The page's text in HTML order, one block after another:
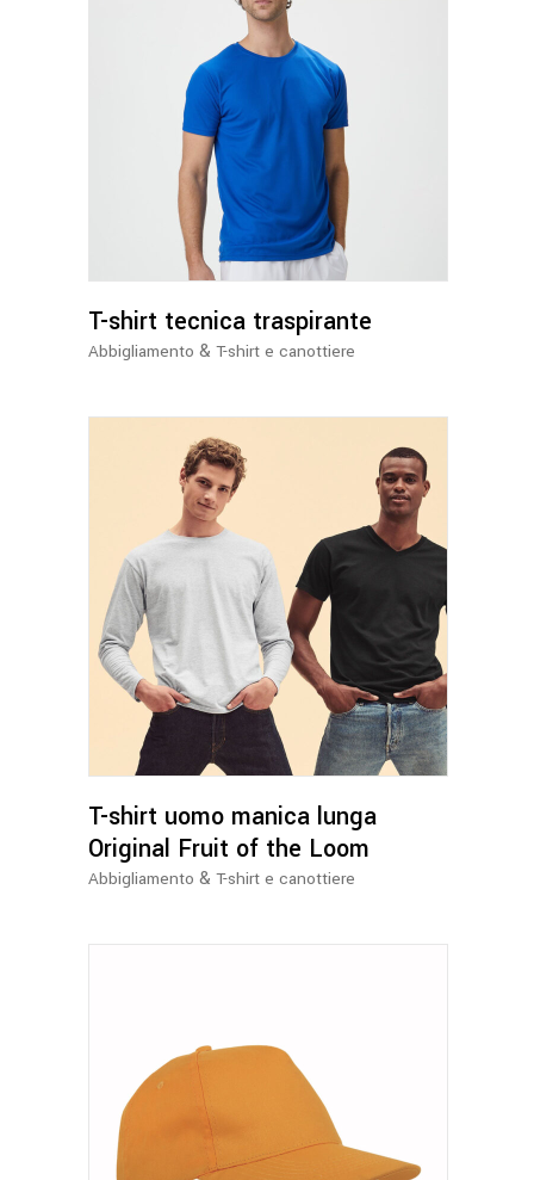
Questo
prodotto
ha
più
varianti.
Le
opzioni
possono
essere
T-shirt tecnica traspirante
Abbigliamento & T-shirt e canottiere
Questo
prodotto
ha
più
varianti.
Le
opzioni
possono
essere
del
T-shirt uomo manica lunga
Original Fruit of the Loom
Abbigliamento & T-shirt e canottiere
prodotto